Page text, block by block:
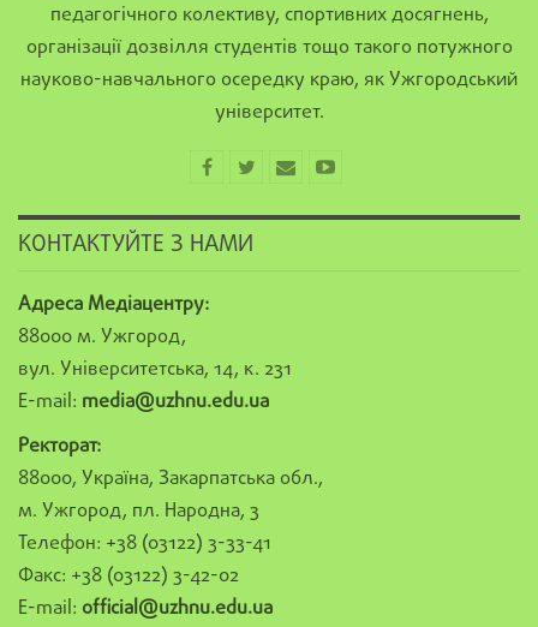
педагогічного колективу, спортивних досягнень,
організації дозвілля студентів тощо такого потужного
науково-навчального осередку краю, як Ужгородський
університет.
КОНТАКТУЙТЕ З НАМИ
Адреса Медіацентру:
88000 м. Ужгород,
вул. Університетська, 14, к. 231
E-mail: media@uzhnu.edu.ua
Ректорат:
88000, Україна, Закарпатська обл.,
м. Ужгород, пл. Народна, 3
Телефон: +38 (03122) 3-33-41
Факс: +38 (03122) 3-42-02
E-mail: official@uzhnu.edu.ua